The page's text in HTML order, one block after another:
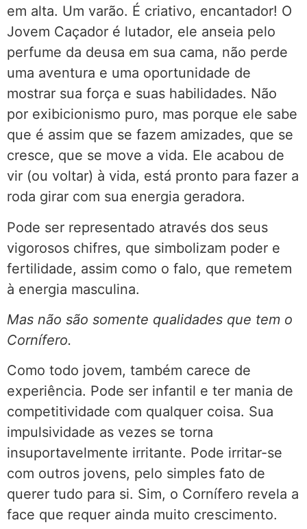
em alta. Um varão. É criativo, encantador! O
Jovem Caçador é lutador, ele anseia pelo
perfume da deusa em sua cama, não perde
uma aventura e uma oportunidade de
mostrar sua força e suas habilidades. Não
por exibicionismo puro, mas porque ele sabe
que é assim que se fazem amizades, que se
cresce, que se move a vida. Ele acabou de
vir (ou voltar) à vida, está pronto para fazer a
roda girar com sua energia geradora.
Pode ser representado através dos seus
vigorosos chifres, que simbolizam poder e
fertilidade, assim como o falo, que remetem
à energia masculina.
Mas não são somente qualidades que tem o
Cornífero.
Como todo jovem, também carece de
experiência. Pode ser infantil e ter mania de
competitividade com qualquer coisa. Sua
impulsividade as vezes se torna
insuportavelmente irritante. Pode irritar-se
com outros jovens, pelo simples fato de
querer tudo para si. Sim, o Cornífero revela a
face que requer ainda muito crescimento.